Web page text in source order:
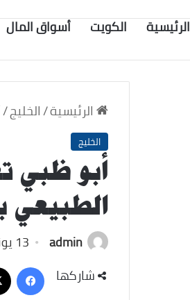
الرئيسية الكويت أسواق المال
الرئيسية/الخليج/
الخليج
أبو ظبي
الطبيعي بـ5.5 مليار
admin 13 يونيو، 2024
شاركها